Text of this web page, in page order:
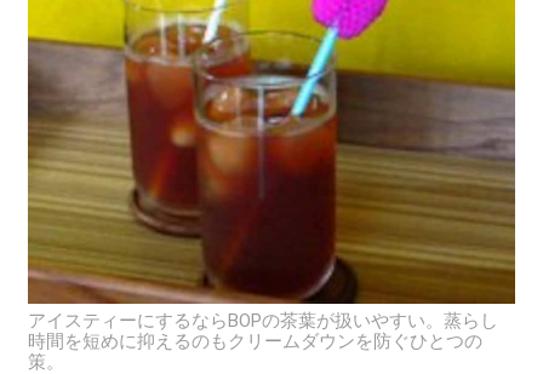
アイスティーにするならBOPの茶葉が扱いやすい。蒸らし
時間を短めに抑えるのもクリームダウンを防ぐひとつの
策。